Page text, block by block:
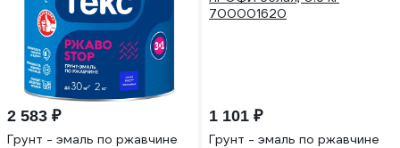
2 583 ₽
Грунт - эмаль по ржавчине
1 101 ₽
Грунт - эмаль по ржавчине